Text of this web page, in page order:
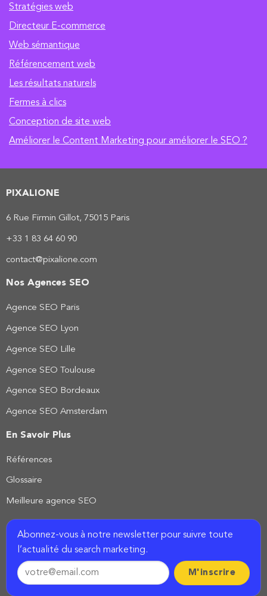
Stratégies web
Directeur E-commerce
Web sémantique
Référencement web
Les résultats naturels
Fermes à clics
Conception de site web
Améliorer le Content Marketing pour améliorer le SEO ?
PIXALIONE
6 Rue Firmin Gillot, 75015 Paris
+33 1 83 64 60 90
contact@pixalione.com
Nos Agences SEO
Agence SEO Paris
Agence SEO Lyon
Agence SEO Lille
Agence SEO Toulouse
Agence SEO Bordeaux
Agence SEO Amsterdam
En Savoir Plus
Références
Glossaire
Meilleure agence SEO
Abonnez-vous à notre newsletter pour suivre toute
l’actualité du search marketing.